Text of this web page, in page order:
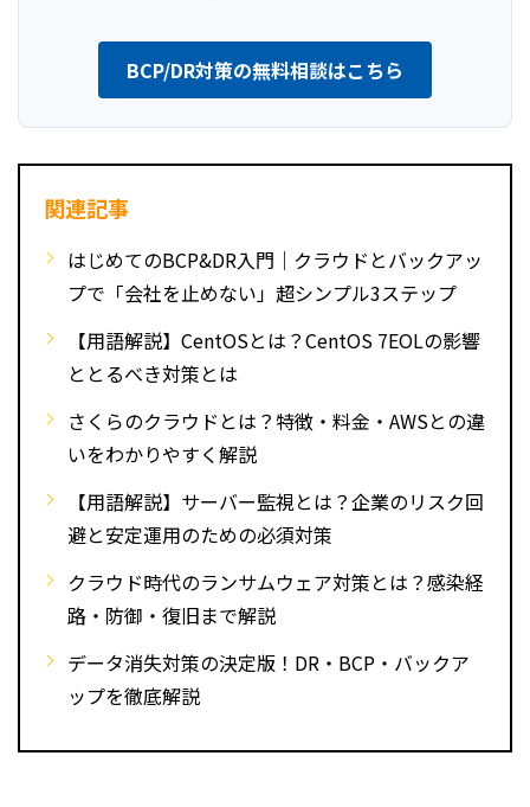
BCP/DR対策の無料相談はこちら
関連記事
はじめてのBCP&DR入門｜クラウドとバックアッ
プで「会社を止めない」超シンプル3ステップ
【用語解説】CentOSとは？CentOS 7EOLの影響
ととるべき対策とは
さくらのクラウドとは？特徴・料金・AWSとの違
いをわかりやすく解説
【用語解説】サーバー監視とは？企業のリスク回
避と安定運用のための必須対策
クラウド時代のランサムウェア対策とは？感染経
路・防御・復旧まで解説
データ消失対策の決定版！DR・BCP・バックア
ップを徹底解説